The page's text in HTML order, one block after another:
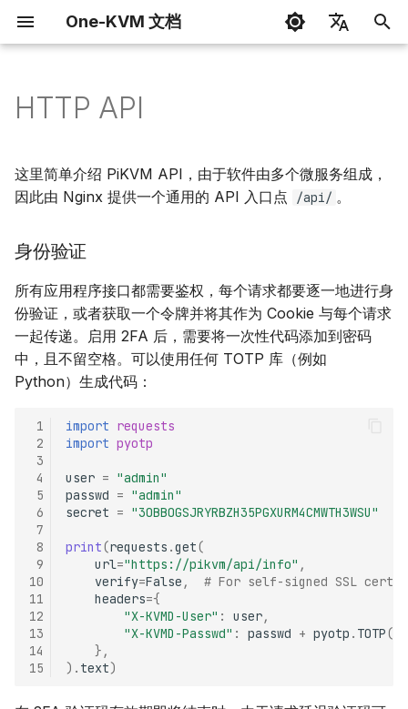
One-KVM 文档
化
索
引
擎
开始
DEB 软件包安装
用户界面 KVM 控制台
GOSTC 内网穿透
RustDesk 远程控制
VNC 远程
整合包
玩客云 Pro /章鱼星球
其他
更新日志
写在前面
Docker 部署 玩客云 Pro
香橙派 Zero
S905l3a 盒子
章鱼星球（安卓-硬件编码
停止维护）
龙芯久久派（停止维护）
常见问题
赞助计划和感谢
互联网访问
STUN/TURN 服务
Cloudflared 隧道
GOSTC 内网穿透
SSL 加密连接
H.264 / WebRTC
H.264 音频
键盘和鼠标
鼠标抖动器
大容量存储驱动器
USB 串口
动态 USB 配置
ATX 电源控制
USB 继电器
外观主题
VNC 连接
WOL 网络唤醒
Webterm 网页终端
2FA 双重身份验证
身份验证
单次请求授权
系统功能
HTTP API
这里简单介绍 PiKVM API，由于软件由多个微服务组成，
因此由 Nginx 提供一个通用的 API 入口点
/api/ 。
身份验证
所有应用程序接口都需要鉴权，每个请求都要逐一地进行身
份验证，或者获取一个令牌并将其作为 Cookie 与每个请求
一起传递。启用 2FA 后，需要将一次性代码添加到密码
中，且不留空格。可以使用任何 TOTP 库（例如
Python）生成代码：
1
2
3
4
5
6
7
8
9
10
11
12
13
14
15
import requests
import pyotp
user = "admin"
passwd = "admin"
secret = "3OBBOGSJRYRBZH35PGXURM4CMWTH3WSU"
print(requests .get(
url="https://pikvm/api/info" ,
verify=False ,
# For self-signed SSL
headers={
"X-KVMD-User" : user,
"X-KVMD-Passwd" : passwd + pyotp . TOTP(
},
) . text)